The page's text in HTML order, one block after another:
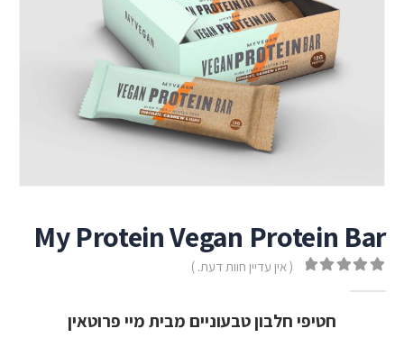
My Protein Vegan Protein Bar
( אין עדיין חוות דעת. )
חטיפי חלבון טבעוניים מבית מיי פרוטאין